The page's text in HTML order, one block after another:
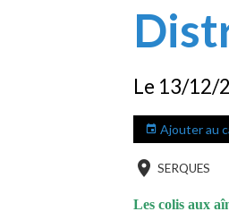
Le 13/12/
Ajouter au
SERQUES
Les colis aux